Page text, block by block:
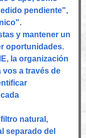
pendiente",
y mantener un
oportunidades.
la organización
vos a través de
natural,
separado del